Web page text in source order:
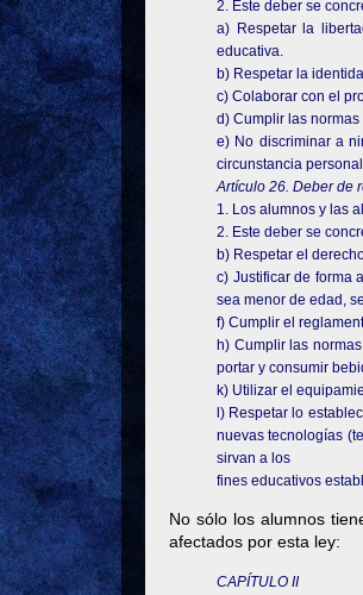
2. Este deber se
a) Respetar la
educativa.
b) Respetar la
c) Colaborar con el
d) Cumplir las
e) No discriminar a
circunstancia
Artículo 26. Deber de
1. Los alumnos y las
2. Este deber se
b) Respetar el
c) Justificar de forma
sea menor de edad,
f) Cumplir el
h) Cumplir las
portar y consumir
k) Utilizar el
l) Respetar lo
nuevas tecnologías
sirvan a los
fines educativos
No sólo los alumnos
afectados por esta ley:
CAPÍTULO II